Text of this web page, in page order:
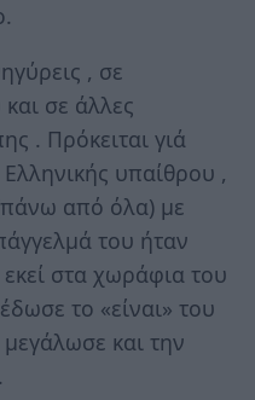
, σε
σε άλλες
. Πρόκειται γιά
υπαίθρου ,
από όλα) με
του ήταν
στα χωράφια του
το «είναι» του
και την